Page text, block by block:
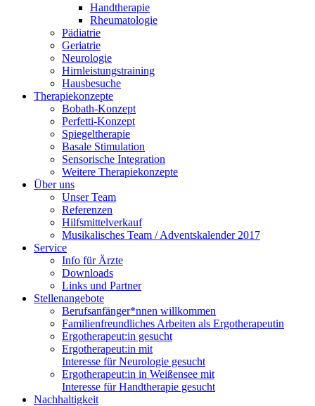
Handtherapie
Rheumatologie
Pädiatrie
Geriatrie
Neurologie
Hirnleistungstraining
Hausbesuche
Therapiekonzepte
Bobath-Konzept
Perfetti-Konzept
Spiegeltherapie
Basale Stimulation
Sensorische Integration
Weitere Therapiekonzepte
Über uns
Unser Team
Referenzen
Hilfsmittelverkauf
Musikalisches Team / Adventskalender 2017
Service
Info für Ärzte
Downloads
Links und Partner
Stellenangebote
Berufsanfänger*nnen willkommen
Familienfreundliches Arbeiten als Ergotherapeutin
Ergotherapeut:in gesucht
Ergotherapeut:in mit
Interesse für Neurologie gesucht
Ergotherapeut:in in Weißensee mit
Interesse für Handtherapie gesucht
Nachhaltigkeit